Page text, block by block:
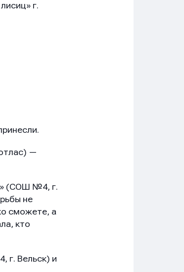
г.
—
(СОШ №4, г.
не
сможете, а
кто
г. Вельск) и